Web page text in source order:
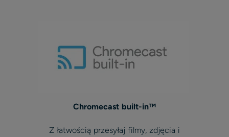
Chromecast built-in™
Z łatwością przesyłaj filmy, zdjęcia i